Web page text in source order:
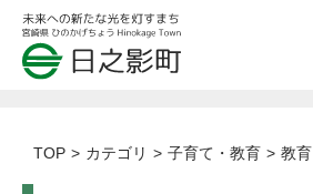
TOP カテゴリ 子育て・教育 教育